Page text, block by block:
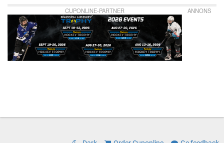
CUPONLINE-PARTNER ANNONS